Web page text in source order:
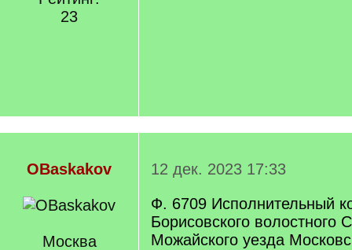
23
OBaskakov
Москва
12 дек. 2023 17:33
Ф. 6709 Исполнительный
Борисовского волостного
Можайского уезда